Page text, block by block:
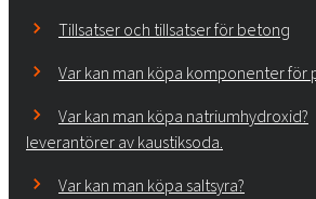
Tillsatser och tillsatser för betong
Var kan man köpa komponenter för
Var kan man köpa natriumhydroxid?
leverantörer av kaustiksoda.
Var kan man köpa saltsyra?